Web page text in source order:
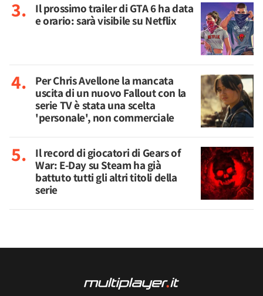
Il prossimo trailer di GTA 6 ha data
e orario: sarà visibile su Netflix
Per Chris Avellone la mancata
uscita di un nuovo Fallout con la
serie TV è stata una scelta
'personale', non commerciale
Il record di giocatori di Gears of
War: E-Day su Steam ha già
battuto tutti gli altri titoli della
serie